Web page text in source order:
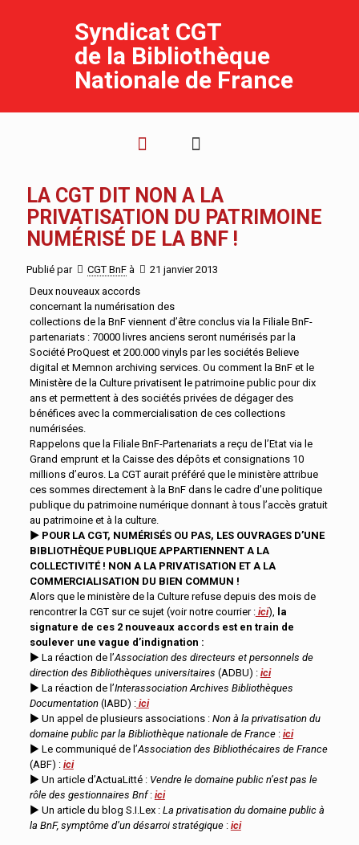
Syndicat CGT
de la Bibliothèque
Nationale de France
LA CGT DIT NON A LA
PRIVATISATION DU PATRIMOINE
NUMÉRISÉ DE LA BNF !
Publié par CGT BnF à
21 janvier 2013
Deux nouveaux accords
concernant la numérisation des
collections de la BnF viennent d’être conclus via la Filiale BnF-
partenariats : 70000 livres anciens seront numérisés par la
Société ProQuest et 200.000 vinyls par les sociétés Believe
digital et Memnon archiving services. Ou comment la BnF et le
Ministère de la Culture privatisent le patrimoine public pour dix
ans et permettent à des sociétés privées de dégager des
bénéfices avec la commercialisation de ces collections
numérisées.
Rappelons que la Filiale BnF-Partenariats a reçu de l’Etat via le
Grand emprunt et la Caisse des dépôts et consignations 10
millions d’euros. La CGT aurait préféré que le ministère attribue
ces sommes directement à la BnF dans le cadre d’une politique
publique du patrimoine numérique donnant à tous l’accès gratuit
au patrimoine et à la culture.
► POUR LA CGT, NUMÉRISÉS OU PAS, LES OUVRAGES D’UNE
BIBLIOTHÈQUE PUBLIQUE APPARTIENNENT A LA
COLLECTIVITÉ! NON A LA PRIVATISATION ET A LA
COMMERCIALISATION DU BIEN COMMUN !
Alors que le ministère de la Culture refuse depuis des mois de
rencontrer la CGT sur ce sujet (voir notre courrier :ici), la
signature de ces 2 nouveaux accords est en train de
soulever une vague d’indignation :
► La réaction de l’Association des directeurs et personnels de
direction des Bibliothèques universitaires (ADBU) : ici
► La réaction de l’Interassociation Archives Bibliothèques
Documentation(IABD) :ici
► Un appel de plusieurs associations : Non à la privatisation du
domaine public par la Bibliothèque nationale de France: ici
► Le communiqué de l’Association des Bibliothécaires de France
(ABF) : ici
► Un article d’ActuaLitté : Vendre le domaine public n’est pas le
rôle des gestionnaires Bnf: ici
► Un article du blog S.I.Lex : La privatisation du domaine public à
la BnF, symptôme d’un désarroi stratégique: ici